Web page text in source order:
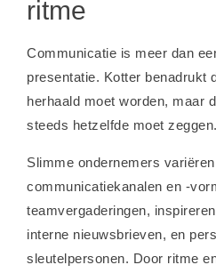
ritme
Communicatie is meer dan
presentatie. Kotter benadrukt
herhaald moet worden, maar
steeds hetzelfde moet zeggen.
Slimme ondernemers
communicatiekanalen en -
teamvergaderingen,
interne nieuwsbrieven, en
sleutelpersonen. Door ritme